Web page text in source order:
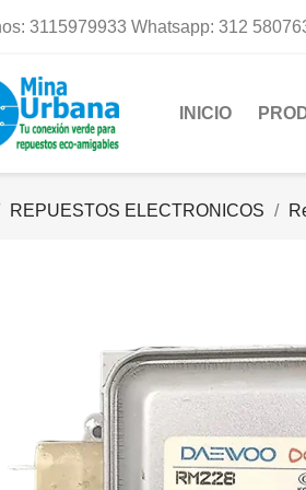
3115979933 Whatsapp: 312
INICIO
REPUESTOS ELECTRONICOS